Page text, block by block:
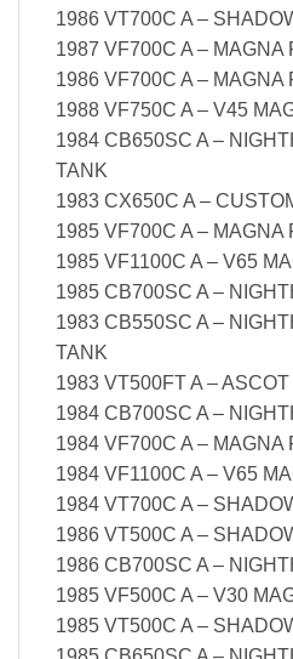
1986 VT700C A –
1987 VF700C A – MAGNA
1986 VF700C A – MAGNA
1988 VF750C A – V45
1984 CB650SC A –
TANK
1983 CX650C A –
1985 VF700C A – MAGNA
1985 VF1100C A – V65
1985 CB700SC A –
1983 CB550SC A –
TANK
1983 VT500FT A –
1984 CB700SC A –
1984 VF700C A – MAGNA
1984 VF1100C A – V65
1984 VT700C A –
1986 VT500C A –
1986 CB700SC A –
1985 VF500C A – V30
1985 VT500C A –